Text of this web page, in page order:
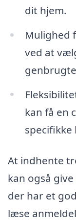
dit hjem.
Mulighed
ved at
kan få en
specifikke
At indhente
kan også
der har et
læse